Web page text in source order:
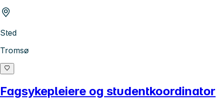
Sted
Tromsø
Fagsykepleiere og studentkoordinator